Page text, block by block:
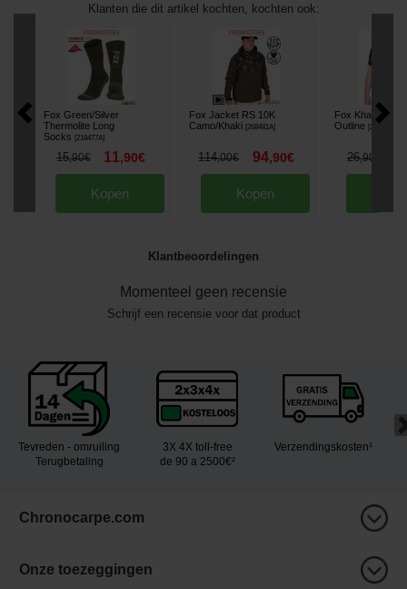
Klanten die dit artikel kochten, kochten ook:
Fox Green/Silver
Thermolite Long
Socks
218477A]
15,90€ 11,90€
Kopen
Fox Jacket RS 10K
Camo/Khaki
268481A]
114,00€ 94,90€
Kopen
Fox Khaki/
Outline
268588A
26,90
Klantbeoordelingen
Momenteel geen recensie
Schrijf een recensie voor dat product
Tevreden - omruiling
Terugbetaling
3X 4X toll-free
de 90 a 2500€²
Verzendingskosten¹
Chronocarpe.com
Onze toezeggingen